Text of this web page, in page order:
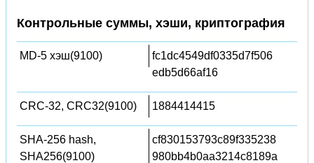
Контрольные суммы, хэши, криптография
MD-5 хэш(9100)
fc1dc4549df0335d7f506
edb5d66af16
CRC-32, CRC32(9100) 1884414415
SHA-256 hash,
SHA256(9100)
cf830153793c89f335238
980bb4b0aa3214c8189a